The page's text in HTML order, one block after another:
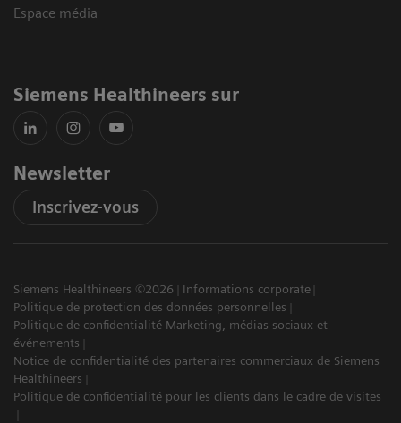
Espace média
Siemens Healthineers sur
Newsletter
Inscrivez-vous
Siemens Healthineers ©2026
Informations corporate
Politique de protection des données personnelles
Politique de confidentialité Marketing, médias sociaux et
événements
Notice de confidentialité des partenaires commerciaux de Siemens
Healthineers
Politique de confidentialité pour les clients dans le cadre de visites